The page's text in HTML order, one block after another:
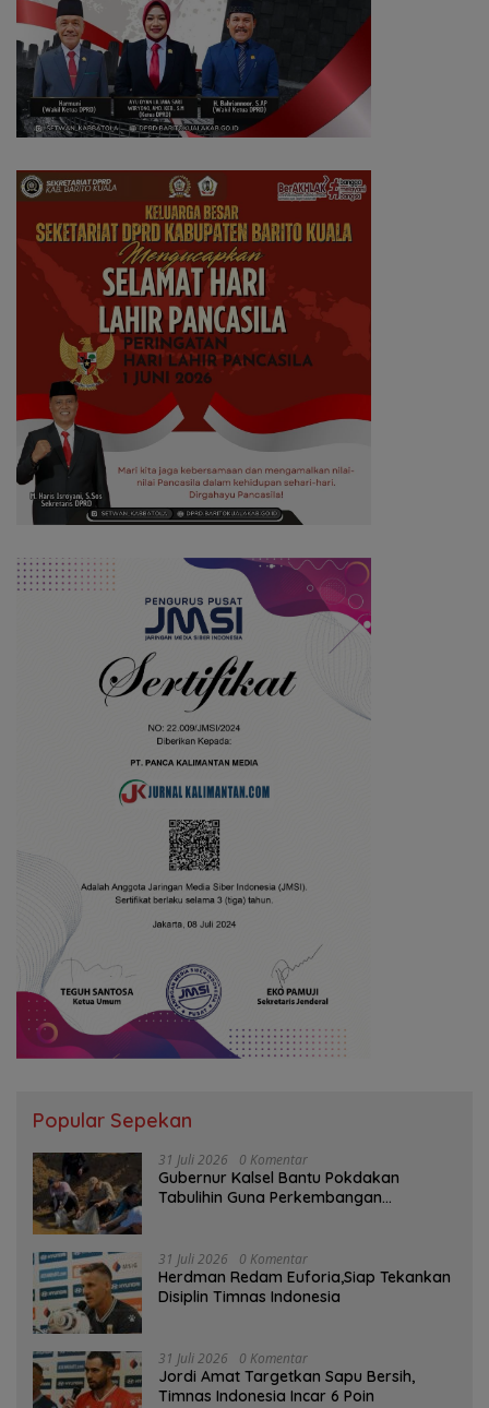
Popular Sepekan
31 Juli 2026 0 Komentar
Gubernur Kalsel Bantu Pokdakan
Tabulihin Guna Perkembangan
31 Juli 2026 0 Komentar
Herdman Redam Euforia,Siap Tekankan
Disiplin Timnas Indonesia
31 Juli 2026 0 Komentar
Jordi Amat Targetkan Sapu Bersih,
Timnas Indonesia Incar 6 Poin